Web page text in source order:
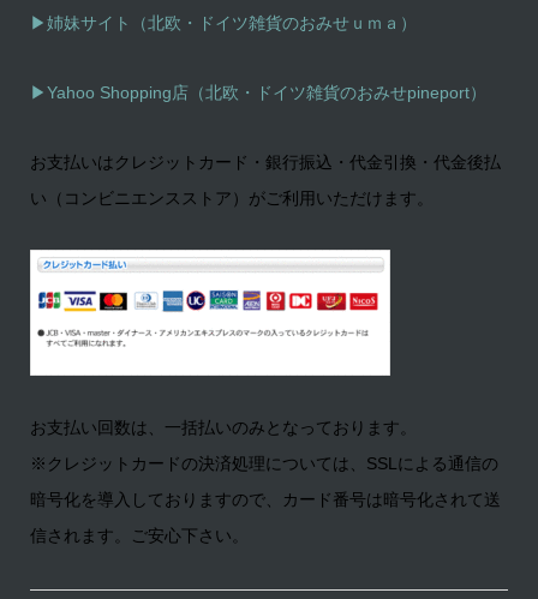
▶姉妹サイト（北欧・ドイツ雑貨のおみせｕｍａ）
▶Yahoo Shopping店（北欧・ドイツ雑貨のおみせpineport）
お支払いはクレジットカード・銀行振込・代金引換・代金後払
い（コンビニエンスストア）がご利用いただけます。
お支払い回数は、一括払いのみとなっております。
※クレジットカードの決済処理については、SSLによる通信の
暗号化を導入しておりますので、カード番号は暗号化されて送
信されます。ご安心下さい。